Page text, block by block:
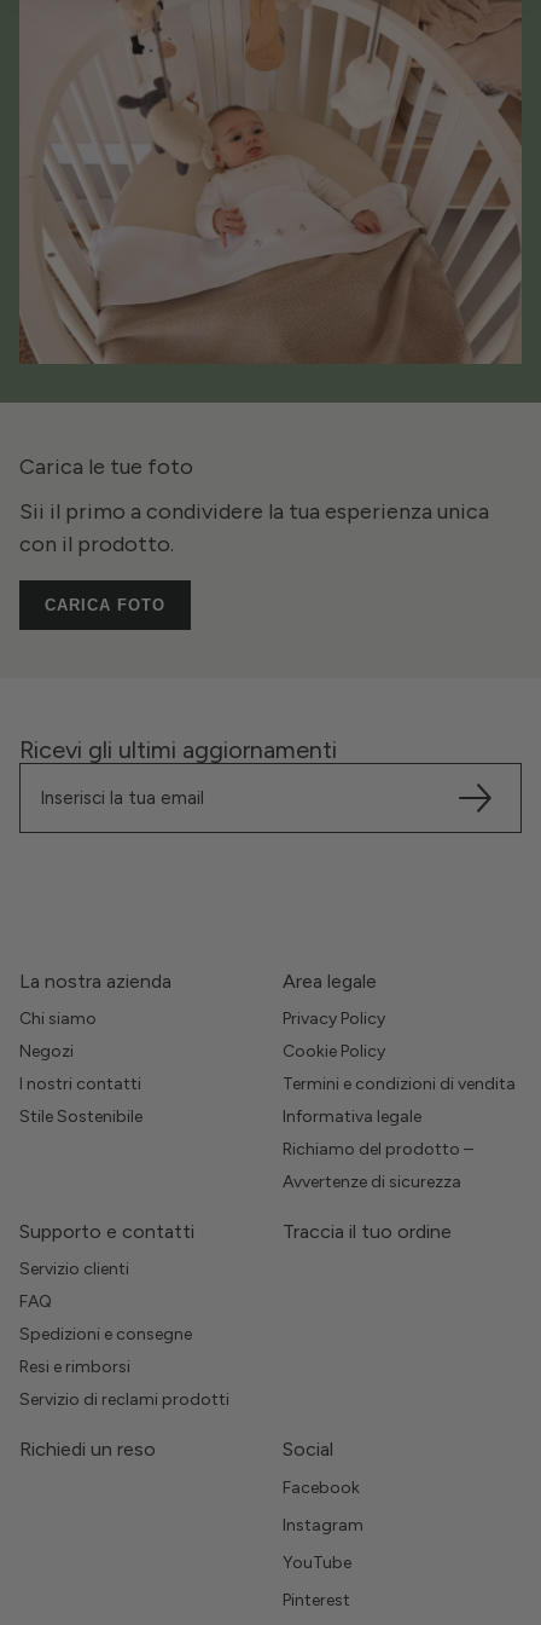
Carica le tue foto
Sii il primo a condividere la tua esperienza unica
con il prodotto.
CARICA FOTO
Ricevi gli ultimi aggiornamenti
La nostra azienda
Chi siamo
Negozi
I nostri contatti
Stile Sostenibile
Area legale
Privacy Policy
Cookie Policy
Termini e condizioni di vendita
Informativa legale
Richiamo del prodotto –
Avvertenze di sicurezza
Supporto e contatti
Servizio clienti
FAQ
Spedizioni e consegne
Resi e rimborsi
Servizio di reclami prodotti
Traccia il tuo ordine
Richiedi un reso Social
Facebook
Instagram
YouTube
Pinterest